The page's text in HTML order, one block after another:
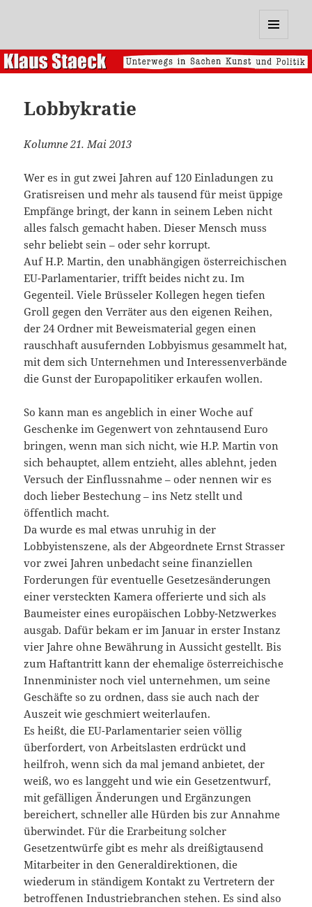
UND
WIDGETS
Lobbykratie
Kolumne 21. Mai 2013
Wer es in gut zwei Jahren auf 120 Einladungen zu
Gratisreisen und mehr als tausend für meist üppige
Empfänge bringt, der kann in seinem Leben nicht
alles falsch gemacht haben. Dieser Mensch muss
sehr beliebt sein – oder sehr korrupt.
Auf H.P. Martin, den unabhängigen österreichischen
EU-Parlamentarier, trifft beides nicht zu. Im
Gegenteil. Viele Brüsseler Kollegen hegen tiefen
Groll gegen den Verräter aus den eigenen Reihen,
der 24 Ordner mit Beweismaterial gegen einen
rauschhaft ausufernden Lobbyismus gesammelt hat,
mit dem sich Unternehmen und Interessenverbände
die Gunst der Europapolitiker erkaufen wollen.
So kann man es angeblich in einer Woche auf
Geschenke im Gegenwert von zehntausend Euro
bringen, wenn man sich nicht, wie H.P. Martin von
sich behauptet, allem entzieht, alles ablehnt, jeden
Versuch der Einflussnahme – oder nennen wir es
doch lieber Bestechung – ins Netz stellt und
öffentlich macht.
Da wurde es mal etwas unruhig in der
Lobbyistenszene, als der Abgeordnete Ernst Strasser
vor zwei Jahren unbedacht seine finanziellen
Forderungen für eventuelle Gesetzesänderungen
einer versteckten Kamera offerierte und sich als
Baumeister eines europäischen Lobby-Netzwerkes
ausgab. Dafür bekam er im Januar in erster Instanz
vier Jahre ohne Bewährung in Aussicht gestellt. Bis
zum Haftantritt kann der ehemalige österreichische
Innenminister noch viel unternehmen, um seine
Geschäfte so zu ordnen, dass sie auch nach der
Auszeit wie geschmiert weiterlaufen.
Es heißt, die EU-Parlamentarier seien völlig
überfordert, von Arbeitslasten erdrückt und
heilfroh, wenn sich da mal jemand anbietet, der
weiß, wo es langgeht und wie ein Gesetzentwurf,
mit gefälligen Änderungen und Ergänzungen
bereichert, schneller alle Hürden bis zur Annahme
überwindet. Für die Erarbeitung solcher
Gesetzentwürfe gibt es mehr als dreißigtausend
Mitarbeiter in den Generaldirektionen, die
wiederum in ständigem Kontakt zu Vertretern der
betroffenen Industriebranchen stehen. Es sind also